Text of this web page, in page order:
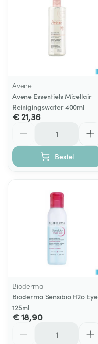
Avene
Avene Essentiels Micellair
Reinigingswater 400ml
€ 21,36
Bestel
Bioderma
Bioderma Sensibio H2o Eye
125ml
€ 18,90